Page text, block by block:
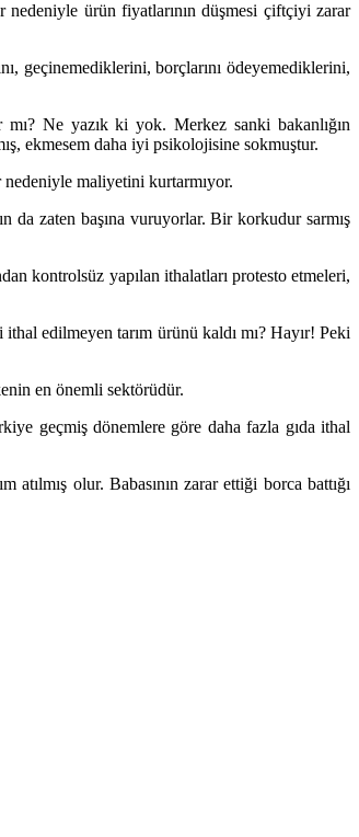
nedeniyle ürün fiyatlarının düşmesi çiftçiyi zarar
geçinemediklerini, borçlarını ödeyemediklerini,
Ne yazık ki yok. Merkez sanki bakanlığın
ekmesem daha iyi psikolojisine sokmuştur.
maliyetini kurtarmıyor.
da zaten başına vuruyorlar. Bir korkudur sarmış
kontrolsüz yapılan ithalatları protesto etmeleri,
edilmeyen tarım ürünü kaldı mı? Hayır! Peki
en önemli sektörüdür.
geçmiş dönemlere göre daha fazla gıda ithal
olur. Babasının zarar ettiği borca battığı